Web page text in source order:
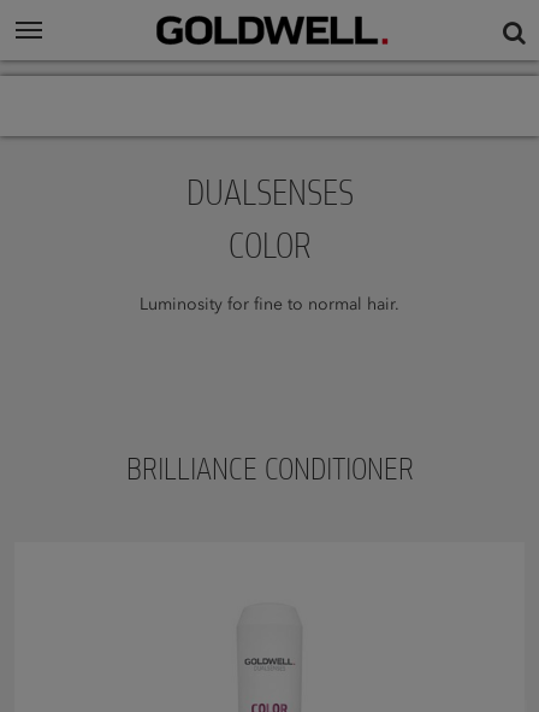
DUALSENSES
COLOR
Luminosity for fine to normal hair.
BRILLIANCE CONDITIONER